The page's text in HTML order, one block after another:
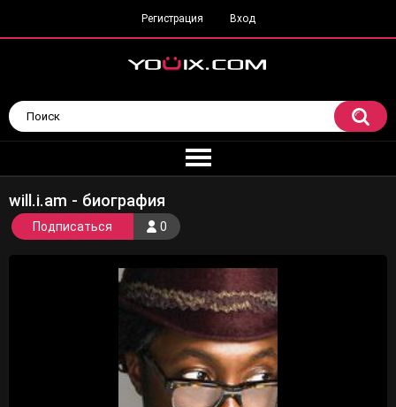
Регистрация Вход
will.i.am - биография
0
Подписаться